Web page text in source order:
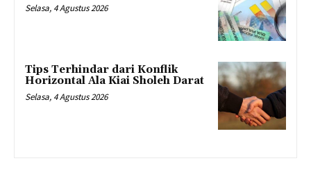
Selasa, 4 Agustus 2026
Tips Terhindar dari Konflik
Horizontal Ala Kiai Sholeh Darat
Selasa, 4 Agustus 2026